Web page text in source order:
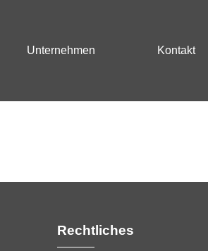
Unternehmen Kontakt
Rechtliches